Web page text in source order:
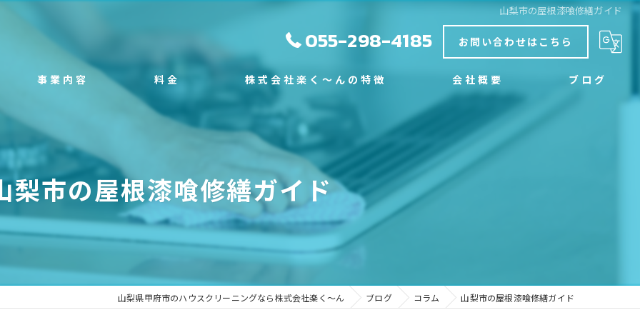
山梨市の屋根漆喰修繕ガイド
055-298-4185 お問い合わせはこちら
事業内容
スタッフ
料金 株式会社楽く～んの特徴
エアコンクリーニング
外構工事
不用品回収
会社概要 ブログ
梨市の屋根漆喰修繕ガイド
山梨県甲府市のハウスクリーニングなら株式会社楽く～ん ブログ コラム 山梨市の屋根漆喰修繕ガイド